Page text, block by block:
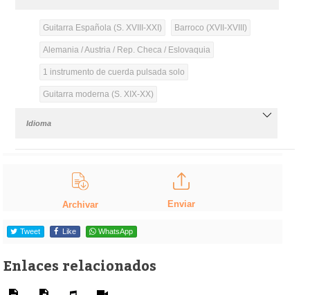
Guitarra Española (S. XVIII-XXI) Barroco (XVII-XVIII)
Alemania / Austria / Rep. Checa / Eslovaquia
1 instrumento de cuerda pulsada solo
Guitarra moderna (S. XIX-XX)
Idioma
Archivar Enviar
Tweet Like WhatsApp
Enlaces relacionados